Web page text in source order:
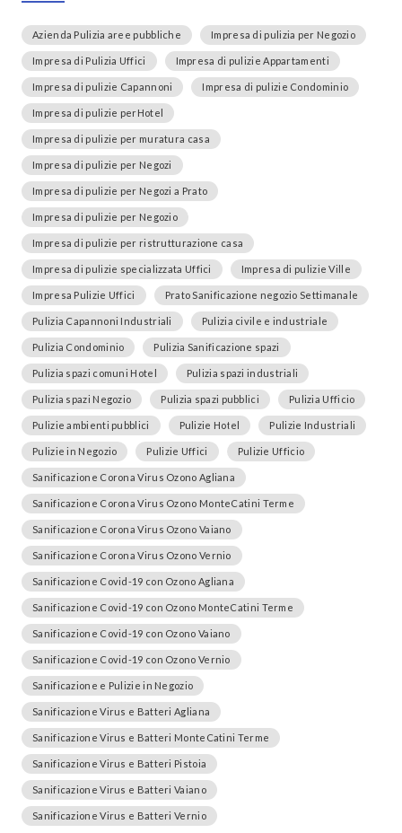
Azienda Pulizia aree pubbliche Impresa di pulizia per Negozio
Impresa di Pulizia Uffici Impresa di pulizie Appartamenti
Impresa di pulizie Capannoni Impresa di pulizie Condominio
Impresa di pulizie perHotel
Impresa di pulizie per muratura casa
Impresa di pulizie per Negozi
Impresa di pulizie per Negozi a Prato
Impresa di pulizie per Negozio
Impresa di pulizie per ristrutturazione casa
Impresa di pulizie specializzata Uffici Impresa di pulizie Ville
Impresa Pulizie Uffici Prato Sanificazione negozio Settimanale
Pulizia Capannoni Industriali Pulizia civile e industriale
Pulizia Condominio Pulizia Sanificazione spazi
Pulizia spazi comuni Hotel Pulizia spazi industriali
Pulizia spazi Negozio Pulizia spazi pubblici Pulizia Ufficio
Pulizie ambienti pubblici Pulizie Hotel Pulizie Industriali
Pulizie in Negozio Pulizie Uffici Pulizie Ufficio
Sanificazione Corona Virus Ozono Agliana
Sanificazione Corona Virus Ozono MonteCatini Terme
Sanificazione Corona Virus Ozono Vaiano
Sanificazione Corona Virus Ozono Vernio
Sanificazione Covid-19 con Ozono Agliana
Sanificazione Covid-19 con Ozono MonteCatini Terme
Sanificazione Covid-19 con Ozono Vaiano
Sanificazione Covid-19 con Ozono Vernio
Sanificazione e Pulizie in Negozio
Sanificazione Virus e Batteri Agliana
Sanificazione Virus e Batteri MonteCatini Terme
Sanificazione Virus e Batteri Pistoia
Sanificazione Virus e Batteri Vaiano
Sanificazione Virus e Batteri Vernio